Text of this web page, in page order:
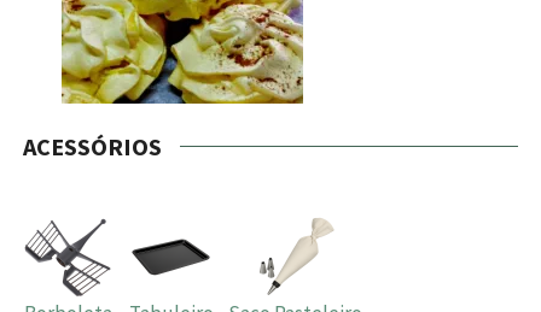
ACESSÓRIOS